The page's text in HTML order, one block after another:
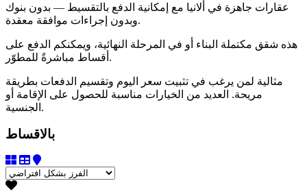
عقارات جاهزة في ألانيا مع إمكانية الدفع بالتقسيط — بدون بنوك
وبدون إجراءات موافقة معقدة.
هذه شقق مكتملة البناء أو في المرحلة النهائية، ويمكنكم الدفع على
أقساط مباشرةً للمطوّر.
مثالية لمن يرغب في تثبيت سعر اليوم وتقسيم الدفعات بطريقة
مريحة. العديد من الخيارات مناسبة للحصول على الإقامة أو
الجنسية.
بالاقساط